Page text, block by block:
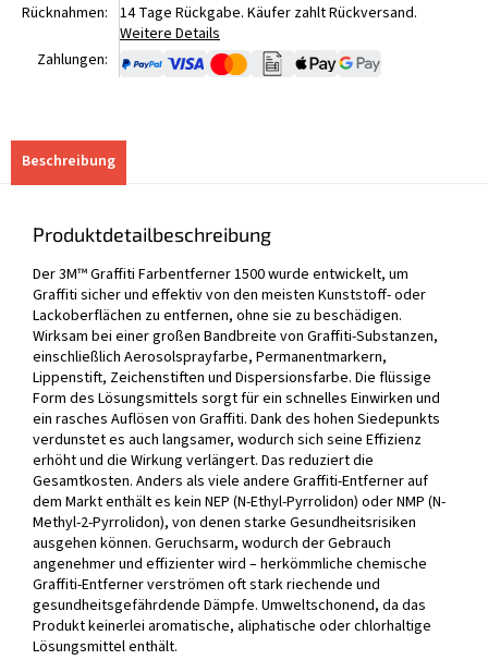
Rücknahmen: 14 Tage Rückgabe. Käufer zahlt Rückversand.
Weitere Details
Zahlungen:
Beschreibung
Produktdetailbeschreibung
Der 3M™ Graffiti Farbentferner 1500 wurde entwickelt, um
Graffiti sicher und effektiv von den meisten Kunststoff- oder
Lackoberflächen zu entfernen, ohne sie zu beschädigen.
Wirksam bei einer großen Bandbreite von Graffiti-Substanzen,
einschließlich Aerosolsprayfarbe, Permanentmarkern,
Lippenstift, Zeichenstiften und Dispersionsfarbe. Die flüssige
Form des Lösungsmittels sorgt für ein schnelles Einwirken und
ein rasches Auflösen von Graffiti. Dank des hohen Siedepunkts
verdunstet es auch langsamer, wodurch sich seine Effizienz
erhöht und die Wirkung verlängert. Das reduziert die
Gesamtkosten. Anders als viele andere Graffiti-Entferner auf
dem Markt enthält es kein NEP (N-Ethyl-Pyrrolidon) oder NMP (N-
Methyl-2-Pyrrolidon), von denen starke Gesundheitsrisiken
ausgehen können. Geruchsarm, wodurch der Gebrauch
angenehmer und effizienter wird – herkömmliche chemische
Graffiti-Entferner verströmen oft stark riechende und
gesundheitsgefährdende Dämpfe. Umweltschonend, da das
Produkt keinerlei aromatische, aliphatische oder chlorhaltige
Lösungsmittel enthält.